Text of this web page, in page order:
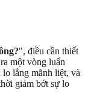
", điều cần thiết
một vòng luẩn
lắng mãnh liệt, và
giảm bớt sự lo